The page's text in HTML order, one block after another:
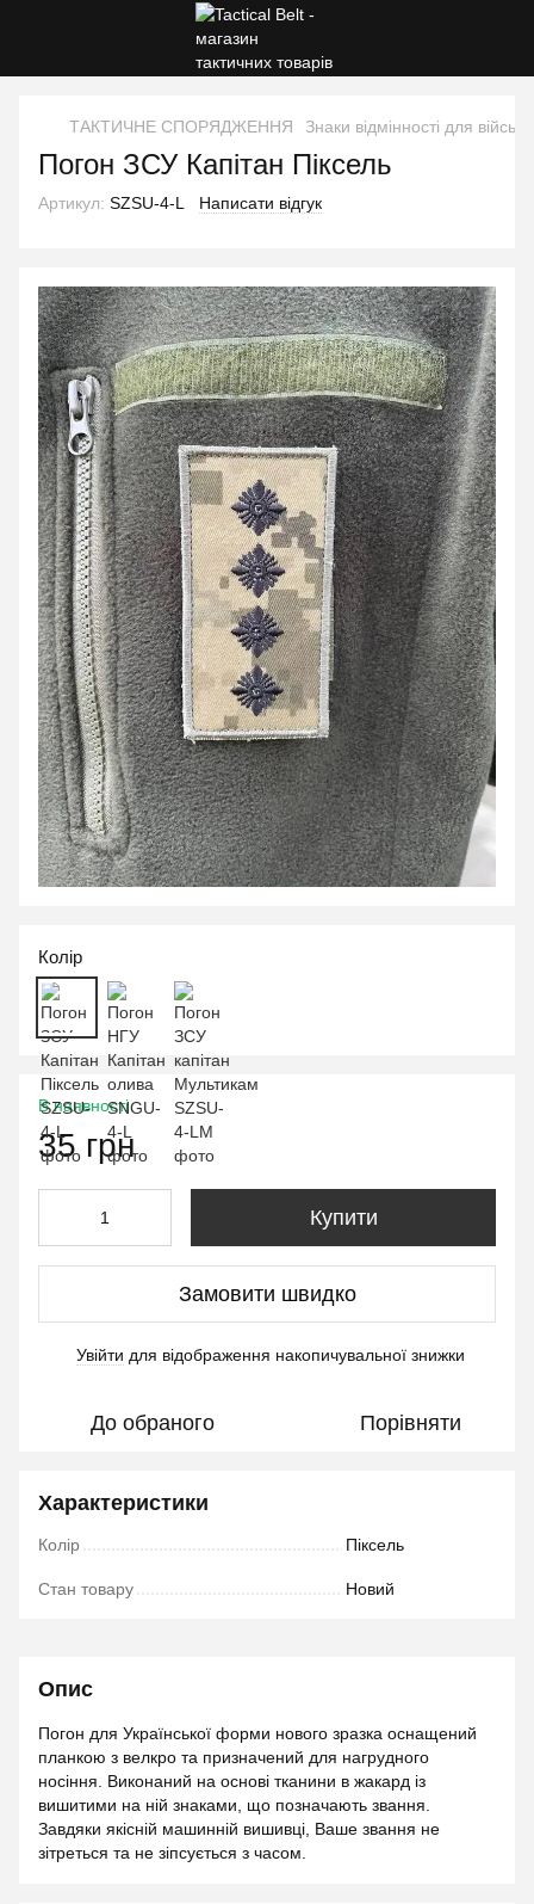
ТАКТИЧНЕ СПОРЯДЖЕННЯ Знаки відмінності для
Погон ЗСУ Капітан Піксель
Артикул: SZSU-4-L Написати відгук
Колір
В наявності
35 грн
Купити
Замовити швидко
Увійти для відображення накопичувальної знижки
До обраного Порівняти
Характеристики
Колір Піксель
Стан товару Новий
Опис
Погон для Української форми нового зразка оснащений
планкою з велкро та призначений для нагрудного
носіння. Виконаний на основі тканини в жакард із
вишитими на ній знаками, що позначають звання.
Завдяки якісній машинній вишивці, Ваше звання не
зітреться та не зіпсується з часом.